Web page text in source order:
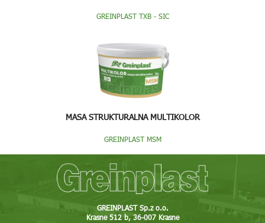
GREINPLAST TXB - SIC
MASA STRUKTURALNA MULTIKOLOR
GREINPLAST MSM
GREINPLAST Sp.z o.o.
Krasne 512 b, 36-007 Krasne